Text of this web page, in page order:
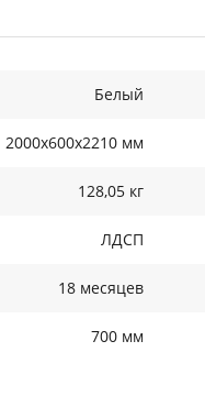
Белый
2000x600x2210 мм
128,05 кг
ЛДСП
18 месяцев
700 мм